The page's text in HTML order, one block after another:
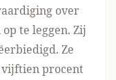
over
te leggen. Zij
Ze
vijftien procent